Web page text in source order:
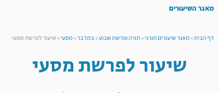
מאגר השיעורים
דף הבית»מאגר שיעורים תורני»תורה ופרשת שבוע»במדבר»מסעי»שיעור לפרשת מסעי
שיעור לפרשת מסעי